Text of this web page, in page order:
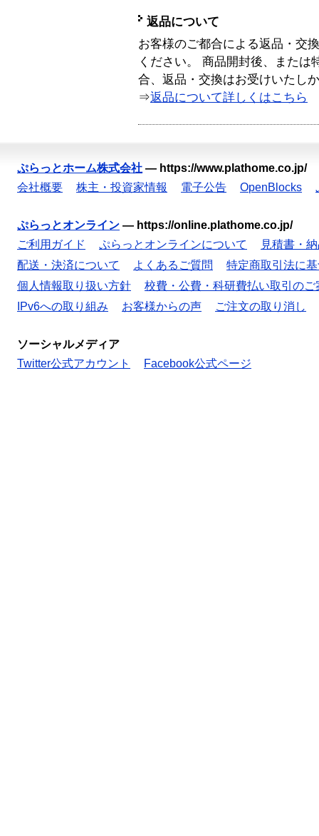
返品について
お客様のご都合による返品・交
ください。 商品開封後、または
合、返品・交換はお受けいたし
⇒返品について詳しくはこちら
ぷらっとホーム株式会社 — https://www.plathome.co.jp/
会社概要
株主・投資家情報 電子公告 OpenBlocks
ぷらっとオンライン — https://online.plathome.co.jp/
ご利用ガイド
ぷらっとオンラインについて
見積書・
配送・決済について
よくあるご質問
特定商取引法に
個人情報取り扱い方針
校費・公費・科研費払い取引のご
IPv6への取り組み
お客様からの声 ご注文の取り消し
ソーシャルメディア
Twitter公式アカウント
Facebook公式ページ